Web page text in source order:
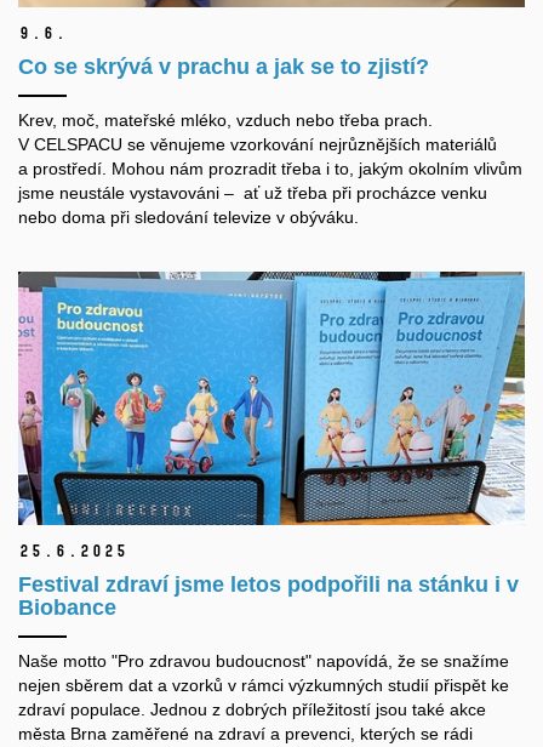
9. 6.
Co se skrývá v prachu a jak se to zjistí?
Krev, moč, mateřské mléko, vzduch nebo třeba prach.
V CELSPACU se věnujeme vzorkování nejrůznějších materiálů
a prostředí. Mohou nám prozradit třeba i to, jakým okolním vlivům
jsme neustále vystavováni – ať už třeba při procházce venku
nebo doma při sledování televize v obýváku.
25. 6. 2025
Festival zdraví jsme letos podpořili na stánku i v
Biobance
Naše motto "Pro zdravou budoucnost" napovídá, že se snažíme
nejen sběrem dat a vzorků v rámci výzkumných studií přispět ke
zdraví populace. Jednou z dobrých příležitostí jsou také akce
města Brna zaměřené na zdraví a prevenci, kterých se rádi